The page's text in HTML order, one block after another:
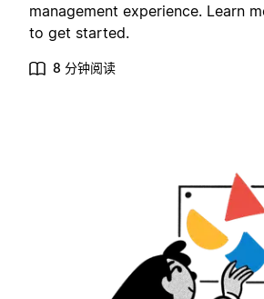
management experience. Learn
to get started.
8 分钟阅读